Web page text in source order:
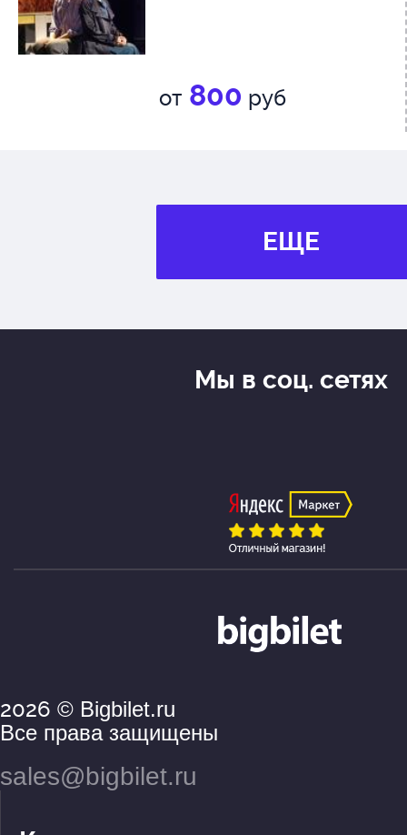
от 800 руб
ЕЩЕ
2026 © Bigbilet.ru
Все права защищены
sales@bigbilet.ru
Мы в соц. сетях